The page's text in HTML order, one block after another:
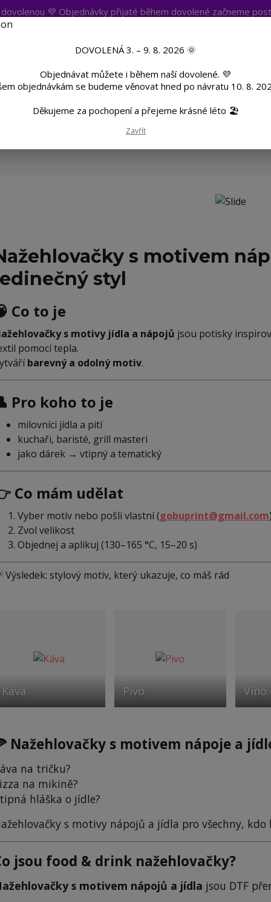
💜 Objednávky přijaté během dovolené začneme
s motivem
styl
Co to je
s motivy jídla a nápojů jsou potisky
pomocí tepla.
barevný a odolný motiv.
Pro koho to je
milovníci jídla a pití
kuchaři, baristé, grill masteri
jako dárek → vtipný a tematický
Co mám udělat
Vyber motiv nebo pošli vlastní (gobuprint@gmail.com
Zvol velikost
Objednej a aplikuj (130–165 °C, 15–20 s)
Výsledek: stylový motiv, který ukazuje, co máš rád
Káva Pivo Víno
Nažehlovačky s motivem nápoje a
na tričku?
na mikině?
hláška o jídle?
s motivy nápojů a jídla pro všechny, kdo
jsou food & drink nažehlovačky?
s motivem nápojů a jídla jsou DTF
DOVOLENÁ 3. – 9. 8. 2026 🌞
Objednávat můžete i během naší dovolené. 💜
objednávkám se budeme věnovat hned po návratu 10. 8.
Děkujeme za pochopení a přejeme krásné léto 🏖️
Zavřít